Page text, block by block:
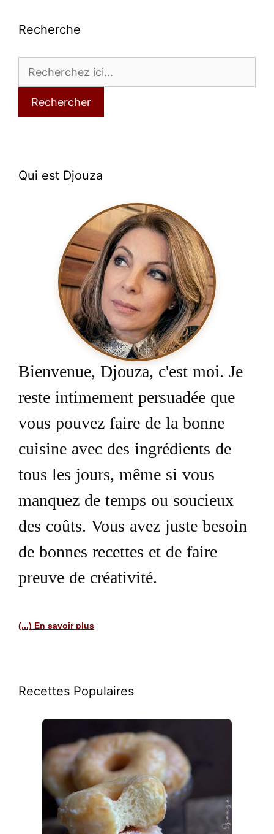
Recherche
Rechercher
Qui est Djouza
Bienvenue, Djouza, c'est moi. Je
reste intimement persuadée que
vous pouvez faire de la bonne
cuisine avec des ingrédients de
tous les jours, même si vous
manquez de temps ou soucieux
des coûts. Vous avez juste besoin
de bonnes recettes et de faire
preuve de créativité.
(...) En savoir plus
Recettes Populaires